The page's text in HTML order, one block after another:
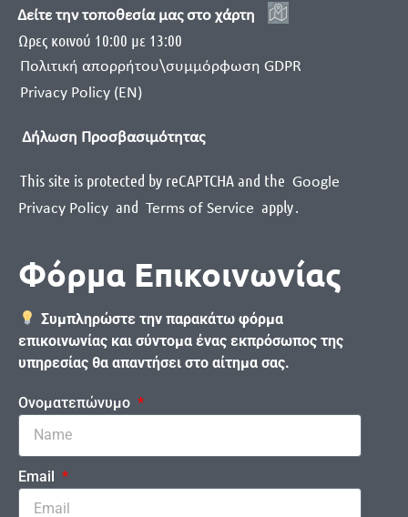
Δείτε την τοποθεσία μας στο χάρτη
Ωρες κοινού 10:00 με 13:00
Πολιτική απορρήτου\συμμόρφωση GDPR
Privacy Policy (EN)
Δήλωση Προσβασιμότητας
This site is protected by reCAPTCHA and the Google
Privacy Policy and Terms of Service apply.
Φόρμα Επικοινωνίας
Συμπληρώστε την παρακάτω φόρμα
επικοινωνίας και σύντομα ένας εκπρόσωπος της
υπηρεσίας θα απαντήσει στο αίτημα σας.
Ονοματεπώνυμο
Email